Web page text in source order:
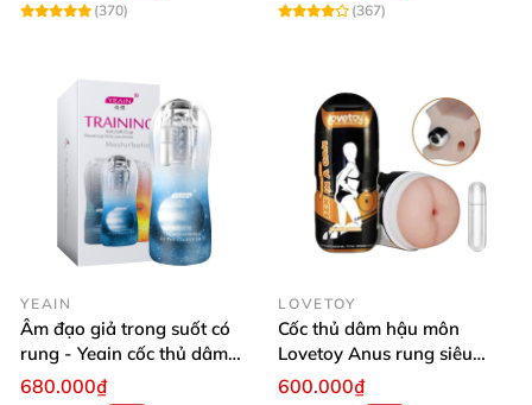
(370)
(367)
YEAIN
Âm đạo giả trong suốt có
rung - Yeain cốc thủ dâm
cao cấp cực sướng
680.000₫
LOVETOY
Cốc thủ dâm hậu môn
Lovetoy Anus rung siêu
phê, hàng USA chính hãng
600.000₫